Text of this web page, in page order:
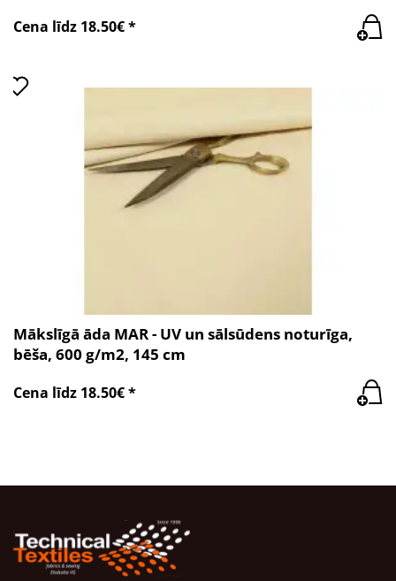
Cena līdz 18.50€ *
Mākslīgā āda MAR - UV un sālsūdens noturīga,
bēša, 600 g/m2, 145 cm
Cena līdz 18.50€ *